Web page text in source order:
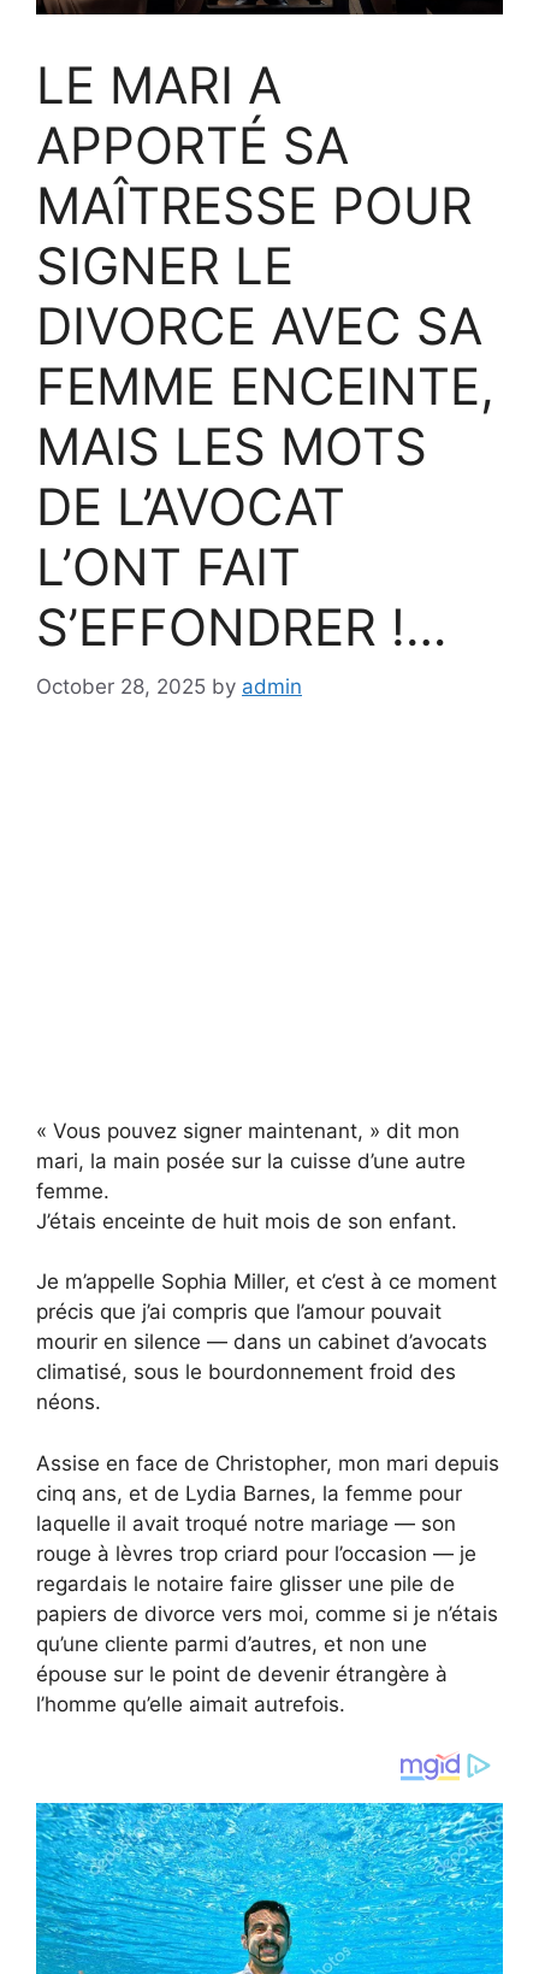
LE MARI A
APPORTÉ SA
MAÎTRESSE POUR
SIGNER LE
DIVORCE AVEC SA
FEMME ENCEINTE,
MAIS LES MOTS
DE L’AVOCAT
L’ONT FAIT
S’EFFONDRER !…
October 28, 2025 by admin
« Vous pouvez signer maintenant, » dit mon
mari, la main posée sur la cuisse d’une autre
femme.
J’étais enceinte de huit mois de son enfant.
Je m’appelle Sophia Miller, et c’est à ce moment
précis que j’ai compris que l’amour pouvait
mourir en silence — dans un cabinet d’avocats
climatisé, sous le bourdonnement froid des
néons.
Assise en face de Christopher, mon mari depuis
cinq ans, et de Lydia Barnes, la femme pour
laquelle il avait troqué notre mariage — son
rouge à lèvres trop criard pour l’occasion — je
regardais le notaire faire glisser une pile de
papiers de divorce vers moi, comme si je n’étais
qu’une cliente parmi d’autres, et non une
épouse sur le point de devenir étrangère à
l’homme qu’elle aimait autrefois.